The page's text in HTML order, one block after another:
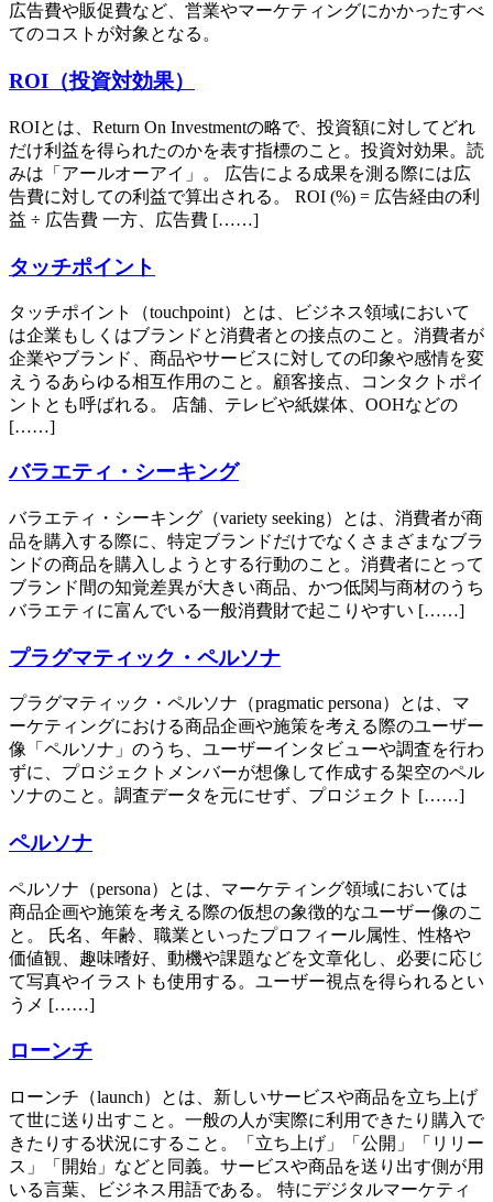
広告費や販促費など、営業やマーケティングにかかったすべ
てのコストが対象となる。
ROI（投資対効果）
ROIとは、Return On Investmentの略で、投資額に対してどれ
だけ利益を得られたのかを表す指標のこと。投資対効果。読
みは「アールオーアイ」。 広告による成果を測る際には広
告費に対しての利益で算出される。 ROI (%) = 広告経由の利
益 ÷ 広告費 一方、広告費 [……]
タッチポイント
タッチポイント（touchpoint）とは、ビジネス領域において
は企業もしくはブランドと消費者との接点のこと。消費者が
企業やブランド、商品やサービスに対しての印象や感情を変
えうるあらゆる相互作用のこと。顧客接点、コンタクトポイ
ントとも呼ばれる。 店舗、テレビや紙媒体、OOHなどの
[……]
バラエティ・シーキング
バラエティ・シーキング（variety seeking）とは、消費者が商
品を購入する際に、特定ブランドだけでなくさまざまなブラ
ンドの商品を購入しようとする行動のこと。消費者にとって
ブランド間の知覚差異が大きい商品、かつ低関与商材のうち
バラエティに富んでいる一般消費財で起こりやすい [……]
プラグマティック・ペルソナ
プラグマティック・ペルソナ（pragmatic persona）とは、マ
ーケティングにおける商品企画や施策を考える際のユーザー
像「ペルソナ」のうち、ユーザーインタビューや調査を行わ
ずに、プロジェクトメンバーが想像して作成する架空のペル
ソナのこと。調査データを元にせず、プロジェクト [……]
ペルソナ
ペルソナ（persona）とは、マーケティング領域においては
商品企画や施策を考える際の仮想の象徴的なユーザー像のこ
と。 氏名、年齢、職業といったプロフィール属性、性格や
価値観、趣味嗜好、動機や課題などを文章化し、必要に応じ
て写真やイラストも使用する。ユーザー視点を得られるとい
うメ [……]
ローンチ
ローンチ（launch）とは、新しいサービスや商品を立ち上げ
て世に送り出すこと。一般の人が実際に利用できたり購入で
きたりする状況にすること。「立ち上げ」「公開」「リリー
ス」「開始」などと同義。サービスや商品を送り出す側が用
いる言葉、ビジネス用語である。 特にデジタルマーケティ